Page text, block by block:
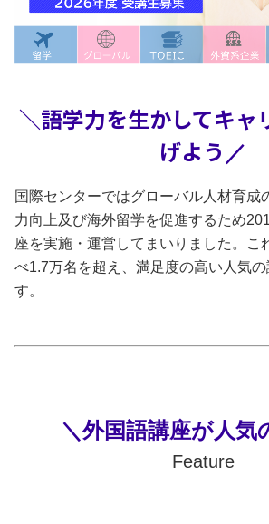
＼語学力を生かしてキャ
げよう ／
国際センターではグローバル人材育成
力向上及び海外留学を促進するため
座を実施・運営してまいりました。こ
べ1.7万名を超え、満足度の高い人気の
す。
＼外国語講座が人気
Feature